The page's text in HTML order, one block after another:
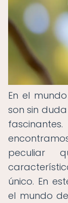
En el
son sin
peculiar
único. En
el mundo